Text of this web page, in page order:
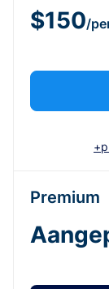
$150/
Premium